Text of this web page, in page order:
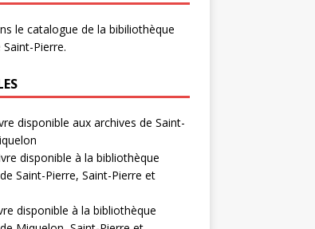
le catalogue de la bibiliothèque
Pierre.
disponible aux archives de Saint-
disponible à la bibliothèque
Saint-Pierre, Saint-Pierre et
disponible à la bibliothèque